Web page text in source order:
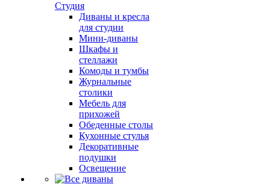
Студия
Диваны и кресла
для студии
Мини-диваны
Шкафы и
стеллажи
Комоды и тумбы
Журнальные
столики
Мебель для
прихожей
Обеденные столы
Кухонные стулья
Декоративные
подушки
Освещение